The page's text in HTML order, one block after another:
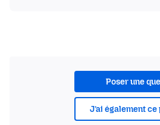
Poser une
J’ai également